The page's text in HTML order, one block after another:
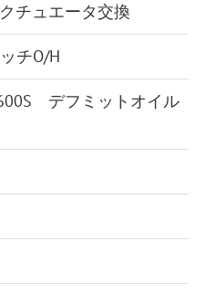
チュエータ交換
チO/H
デフミットオイル